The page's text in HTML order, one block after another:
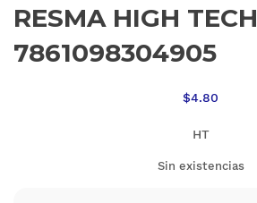
RESMA HIGH TECH
7861098304905
$4.80
HT
Sin existencias